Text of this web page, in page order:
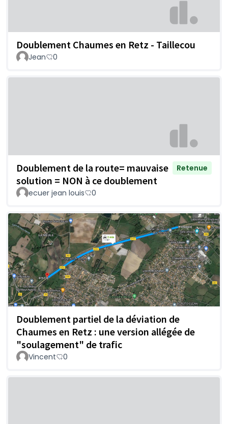
Doublement Chaumes en Retz - Taillecou
Jean 0
Doublement de la route= mauvaise
solution = NON à ce doublement
Retenue
ecuer jean louis 0
Doublement partiel de la déviation de
Chaumes en Retz : une version allégée de
"soulagement" de trafic
Vincent 0